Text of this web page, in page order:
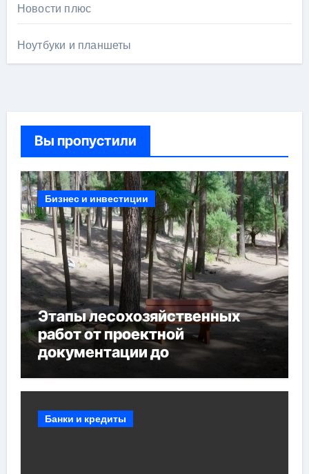
Новости плюс
Ноутбуки и планшеты
Вы пропустили
Бизнес и инвестиции
Этапы лесохозяйственных
работ от проектной
документации до
мероприятий и обустройства
Банки и кредиты